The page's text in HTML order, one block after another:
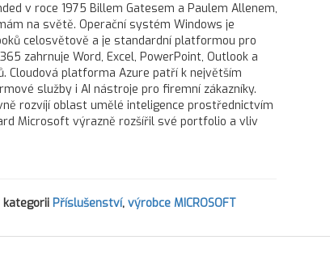
v roce 1975 Billem Gatesem a Paulem Allenem,
na světě. Operační systém Windows je
celosvětově a je standardní platformou pro
zahrnuje Word, Excel, PowerPoint, Outlook a
Cloudová platforma Azure patří k největším
služby i AI nástroje pro firemní zákazníky.
rozvíjí oblast umělé inteligence prostřednictvím
Microsoft výrazně rozšířil své portfolio a vliv
kategorii Příslušenství, výrobce MICROSOFT